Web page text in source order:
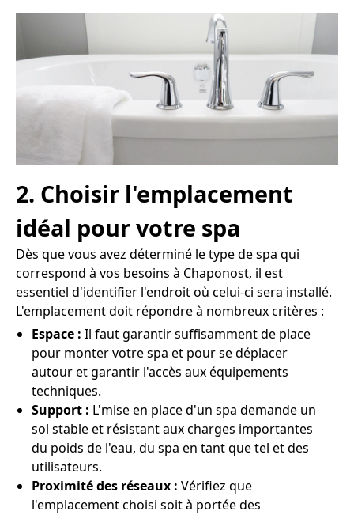
2. Choisir l'emplacement
idéal pour votre spa
Dès que vous avez déterminé le type de spa qui
correspond à vos besoins à Chaponost, il est
essentiel d'identifier l'endroit où celui-ci sera installé.
L'emplacement doit répondre à nombreux critères :
Espace : Il faut garantir suffisamment de place
pour monter votre spa et pour se déplacer
autour et garantir l'accès aux équipements
techniques.
Support : L'mise en place d'un spa demande un
sol stable et résistant aux charges importantes
du poids de l'eau, du spa en tant que tel et des
utilisateurs.
Proximité des réseaux : Vérifiez que
l'emplacement choisi soit à portée des